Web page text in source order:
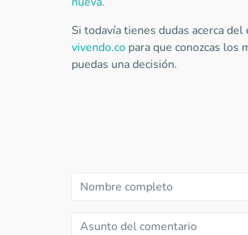
Si todavía tienes dudas acerca
vivendo.copara que conozcas los
puedas una decisión.